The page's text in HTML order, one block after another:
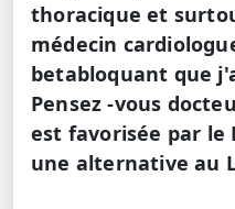
thoracique et
médecin
betabloquant que
Pensez -vous
est favorisée par le
une alternative au